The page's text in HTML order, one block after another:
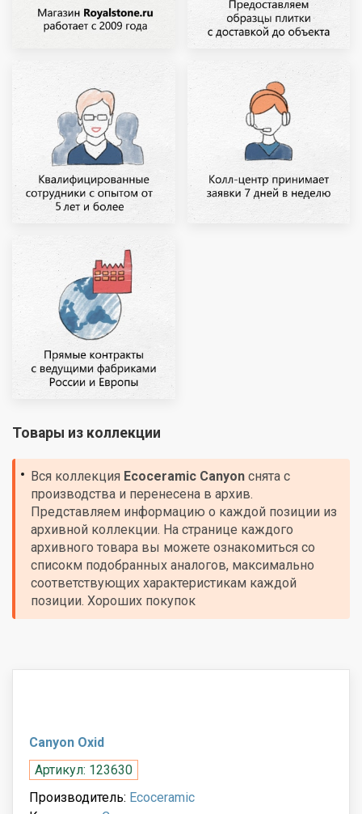
Товары из коллекции
Вся коллекция Ecoceramic Canyon снята с
производства и перенесена в архив.
Представляем информацию о каждой позиции из
архивной коллекции. На странице каждого
архивного товара вы можете ознакомиться со
списокм подобранных аналогов, максимально
соответствующих характеристикам каждой
позиции. Хороших покупок
Canyon Oxid
Артикул: 123630
Производитель: Ecoceramic